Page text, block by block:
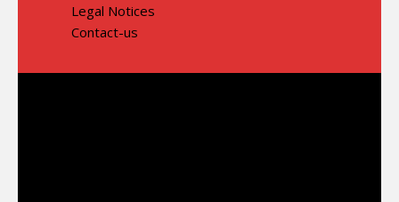
Legal Notices
Contact-us